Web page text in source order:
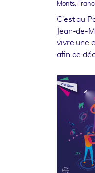
Monts,
C'est au
Jean-de-
vivre une
afin de